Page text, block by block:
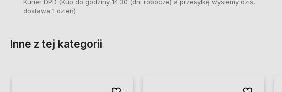
Kurier DPD (Kup do godziny 14:30 (dni robocze) a przesyłkę wyślemy dziś,
dostawa 1 dzień)
Inne z tej kategorii